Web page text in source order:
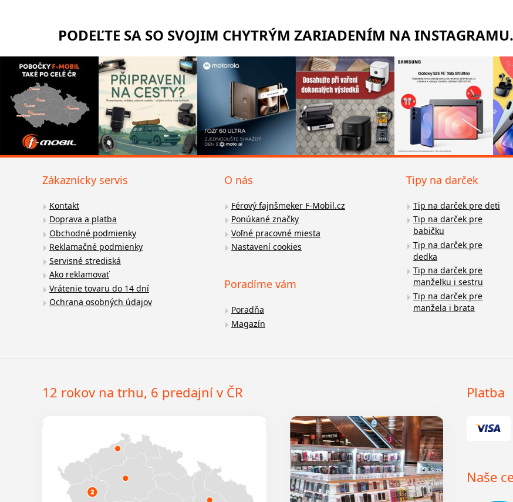
PODEĽTE SA SO SVOJIM CHYTRÝM ZARIADENÍM NA
Zákaznícky servis
Kontakt
Doprava a platba
Obchodné podmienky
Reklamačné podmienky
Servisné strediská
Ako reklamovať
Vrátenie tovaru do 14 dní
Ochrana osobných údajov
O nás
Férový fajnšmeker F-Mobil.cz
Ponúkané značky
Voľné pracovné miesta
Nastavení cookies
Poradíme vám
Poradňa
Magazín
Tipy na darček
Tip na darček pre deti
Tip na darček pre
babičku
Tip na darček pre
dedka
Tip na darček pre
manželku i sestru
Tip na darček pre
manžela i brata
12 rokov na trhu, 6 predajní v ČR Platba
Naše